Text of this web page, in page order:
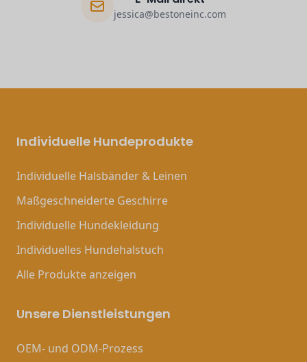
jessica@bestoneinc.com
Individuelle Hundeprodukte
Individuelle Halsbänder & Leinen
Maßgeschneiderte Geschirre
Individuelle Hundekleidung
Individuelles Hundehalstuch
Alle Produkte anzeigen
Unsere Dienstleistungen
OEM- und ODM-Prozess